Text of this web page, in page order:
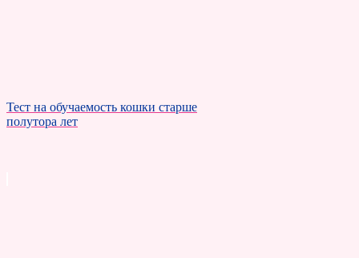
Тест на обучаемость кошки старше
полутора лет